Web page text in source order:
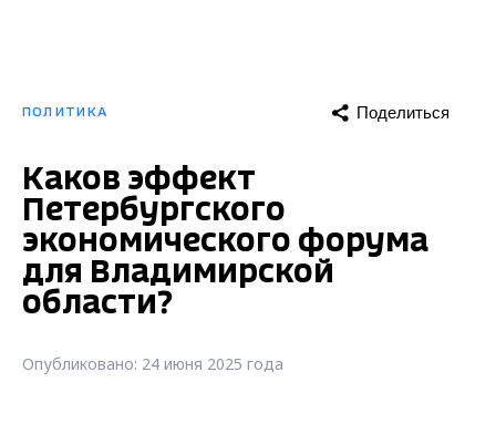
ПОЛИТИКА Поделиться
Каков эффект
Петербургского
экономического форума
для Владимирской
области?
Опубликовано: 24 июня 2025 года